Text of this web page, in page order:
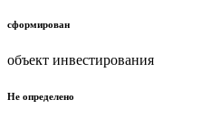
сформирован
объект инвестирования
Не определено